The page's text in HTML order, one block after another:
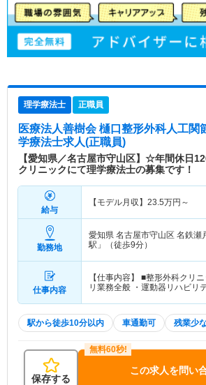
理学療法士 正職員
医療法人善樹会 樋口整形外科人工関
学療法士求人(正職員)
【愛知県／名古屋市守山区】☆年間休日
クリニックにて理学療法士の募集です！
給与
【モデル月収】 23.5万円～
勤務地
愛知県 名古屋市守山区 名鉄瀬
駅」（徒歩9分）
仕事内容
【仕事内容】 ■整形外科クリ
リ業務全般 ・運動器リハビリ
駅から徒歩10分以内 車通勤可 残業少
保存する
この求人を問い